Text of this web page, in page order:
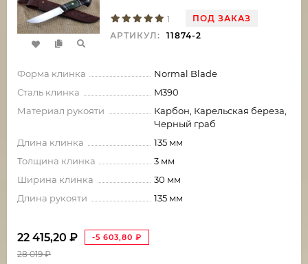
1
ПОД ЗАКАЗ
АРТИКУЛ:
11874-2
Форма клинка
Normal Blade
Сталь клинка
M390
Материал рукояти
Карбон, Карельская береза,
Черный граб
Длина клинка
135 мм
Толщина клинка
3 мм
Ширина клинка
30 мм
Длина рукояти
135 мм
22 415,20 ₽ -5 603,80 ₽
28 019₽